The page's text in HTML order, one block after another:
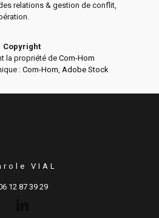
relations & gestion de conflit,
Copyright
la propriété deCom-Hom
: Com-Hom, Adobe Stock
VIAL
12 87 39 29